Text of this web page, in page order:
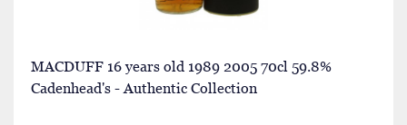
MACDUFF 16 years old 1989 2005 70cl 59.8%
Cadenhead's - Authentic Collection